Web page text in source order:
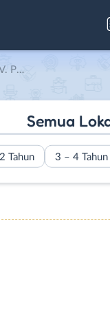
Semua
Tahun 3 – 4 Tahun